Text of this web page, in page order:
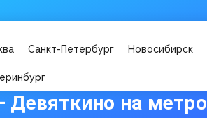
Санкт-Петербург Новосибирск
Девяткино на метро